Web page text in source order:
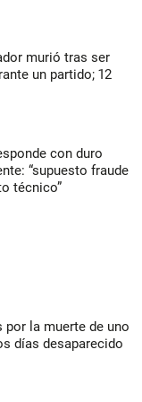
murió tras ser
un partido; 12
con duro
“supuesto fraude
técnico”
la muerte de uno
días desaparecido